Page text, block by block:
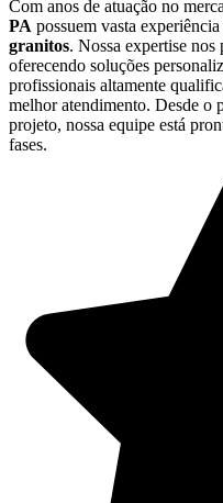
Com anos de atuação no
PA possuem vasta
granitos. Nossa expertise
oferecendo soluções
profissionais altamente
melhor atendimento. Desde o
projeto, nossa equipe está
fases.